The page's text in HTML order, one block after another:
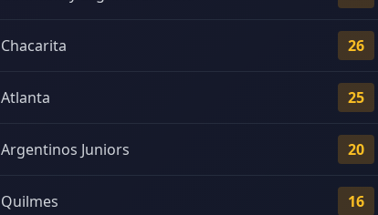
Chacarita 26
Atlanta 25
Argentinos Juniors 20
Quilmes 16